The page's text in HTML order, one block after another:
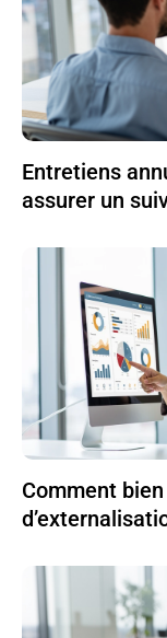
Entretiens
assurer un
Comment